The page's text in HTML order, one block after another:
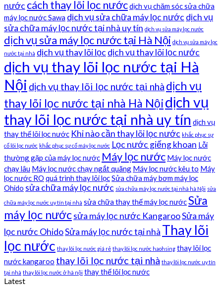
nước cách thay lõi lọc nướcdịch vụ chăm sóc sửa chữa
máy lọc nước Sawa dịch vụ sửa chữa máy lọc nước dịch vụ
sửa chữa máy lọc nước tại nhà uy tín dịch vụ sửa máy lọc nước
dịch vụ sửa máy lọc nước tại Hà Nội dịch vụ sửa máy lọc
nước tại nhà dịch vụ thay lõi lọc dịch vụ thay lõi lọc nước
dịch vụ thay lõi lọc nước tại Hà
Nội dịch vụ thay lõi lọc nước tại nhà dịch vụ
thay lõi lọc nước tại nhà Hà Nộidịch vụ
thay lõi lọc nước tại nhà uy tín dịch vụ
thay thế lõi lọc nước Khi nào cần thay lõi lọc nước khắc phục sự
cố lõi lọc nước khắc phục sự cố máy lọc nước Lọc nước giếng khoan Lỗi
thường gặp của máy lọc nước Máy lọc nước Máy lọc nước
chạy lâu Máy lọc nước chạy ngắt quãng Máy lọc nước kêu to Máy
lọc nước RO quá trình thay lõi lọcSửa chữa máy bơm máy lọc
Ohido sửa chữa máy lọc nước sửa chữa máy lọc nước tại nhà hà Nội sửa
chữa máy lọc nước uy tín tại nhà sửa chữa thay thế máy lọc nướcSửa
máy lọc nướcsửa máy lọc nước KangarooSửa máy
lọc nước OhidoSửa máy lọc nước tại nhà Thay lõi
lọc nước thay lõi lọc nước giá rẻ thay lõi lọc nước haohsing thay lõi lọc
nước kangaroo thay lõi lọc nước tại nhà thay lõi lọc nước uy tín
tại nhà thay lõi lọc nước ở hà nội thay thế lõi lọc nước
Latest